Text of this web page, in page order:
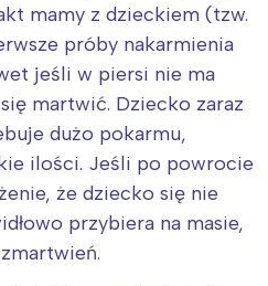
mamy z dzieckiem (tzw.
próby nakarmienia
jeśli w piersi nie ma
martwić. Dziecko zaraz
dużo pokarmu,
ilości. Jeśli po powrocie
że dziecko się nie
przybiera na masie,